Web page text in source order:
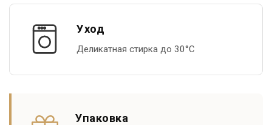
Уход
Деликатная стирка до 30°С
Упаковка